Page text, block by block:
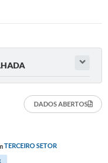
DADOS ABERTOS
TERCEIRO SETOR